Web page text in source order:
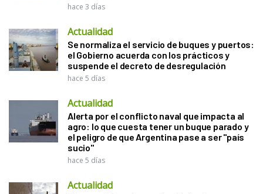
hace 3 días
Actualidad
Se normaliza el servicio de buques y puertos:
el Gobierno acuerda con los prácticos y
suspende el decreto de desregulación
hace 5 días
Actualidad
Alerta por el conflicto naval que impacta al
agro: lo que cuesta tener un buque parado y
el peligro de que Argentina pase a ser "país
sucio"
hace 5 días
Actualidad